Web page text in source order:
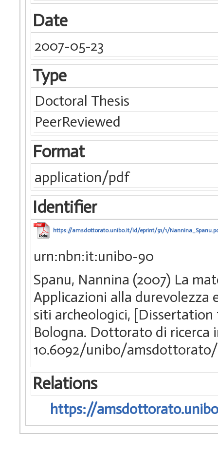
Date
2007-05-23
Type
Doctoral Thesis
PeerReviewed
Format
application/pdf
Identifier
https://amsdottorato.unibo.it/id/eprint/91/1/
urn:nbn:it:unibo-90
Spanu, Nannina (2007) La
Applicazioni alla durevolezza
siti archeologici,
Bologna. Dottorato di
10.6092/unibo/amsdottorato/
Relations
https://